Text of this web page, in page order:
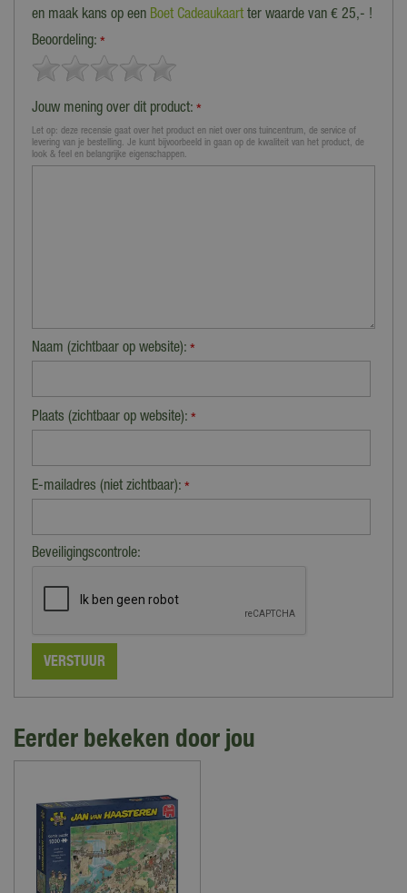
en maak kans op een Boet Cadeaukaart ter waarde van € 25,- !
Beoordeling: *
Jouw mening over dit product: *
Let op: deze recensie gaat over het product en niet over ons tuincentrum, de service of
levering van je bestelling. Je kunt bijvoorbeeld in gaan op de kwaliteit van het product, de
look & feel en belangrijke eigenschappen.
Naam (zichtbaar op website): *
Plaats (zichtbaar op website): *
E-mailadres (niet zichtbaar): *
Beveiligingscontrole:
Eerder bekeken door jou